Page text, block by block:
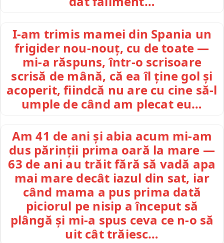
I-am trimis mamei din Spania un
frigider nou-nouț, cu de toate —
mi-a răspuns, într-o scrisoare
scrisă de mână, că ea îl ține gol și
acoperit, fiindcă nu are cu cine să-l
umple de când am plecat eu…
Am 41 de ani și abia acum mi-am
dus părinții prima oară la mare —
63 de ani au trăit fără să vadă apa
mai mare decât iazul din sat, iar
când mama a pus prima dată
piciorul pe nisip a început să
plângă și mi-a spus ceva ce n-o să
uit cât trăiesc…